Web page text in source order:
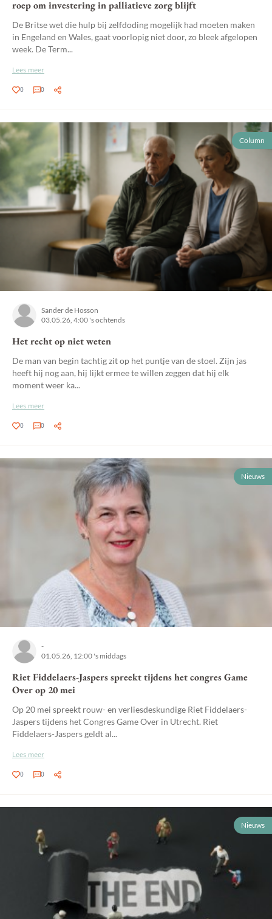
roep om investering in palliatieve zorg blijft
De Britse wet die hulp bij zelfdoding mogelijk had moeten maken
in Engeland en Wales, gaat voorlopig niet door, zo bleek afgelopen
week. De Term...
Lees meer
0 0
Column
Sander de Hosson
03.05.26, 4:00 's ochtends
Het recht op niet weten
De man van begin tachtig zit op het puntje van de stoel. Zijn jas
heeft hij nog aan, hij lijkt ermee te willen zeggen dat hij elk
moment weer ka...
Lees meer
0 0
Nieuws
-
01.05.26, 12:00 's middags
Riet Fiddelaers-Jaspers spreekt tijdens het congres Game
Over op 20 mei
Op 20 mei spreekt rouw- en verliesdeskundige Riet Fiddelaers-
Jaspers tijdens het Congres Game Over in Utrecht. Riet
Fiddelaers-Jaspers geldt al...
Lees meer
0 0
Nieuws